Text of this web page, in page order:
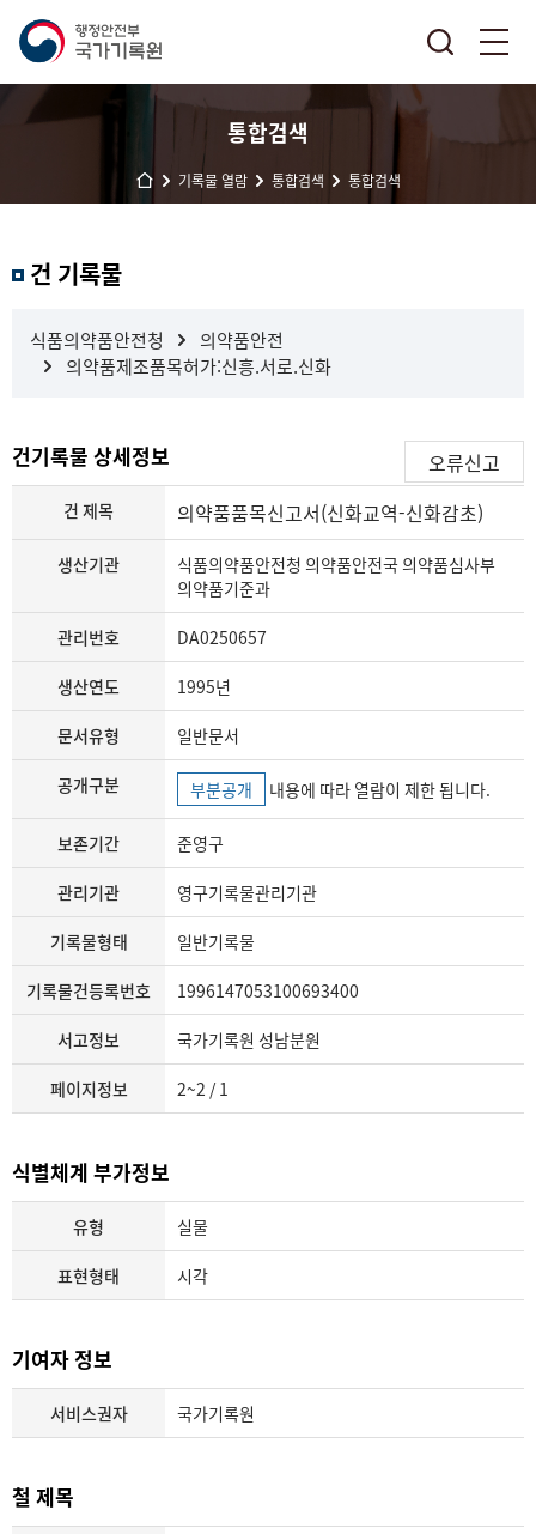
통합검색
기록물 열람 통합검색 통합검색
과 건 기록물
식품의약품안전청
의약품안전
의약품제조품목허가:신흥.서로.신화
건기록물 상세정보 오류신고
건 제목 의약품품목신고서(신화교역-신화감초)
생산기관
식품의약품안전청 의약품안전국 의약품심사부
의약품기준과
관리번호 DA0250657
생산연도 1995년
문서유형 일반문서
공개구분 부분공개 내용에 따라 열람이 제한 됩니다.
보존기간 준영구
관리기관 영구기록물관리기관
기록물형태 일반기록물
기록물건등록번호 1996147053100693400
서고정보 국가기록원 성남분원
페이지정보 2~2 / 1
식별체계 부가정보
유형 실물
표현형태 시각
기여자 정보
서비스권자 국가기록원
철 제목